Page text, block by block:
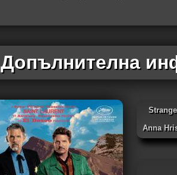
Допълнителна
Anna